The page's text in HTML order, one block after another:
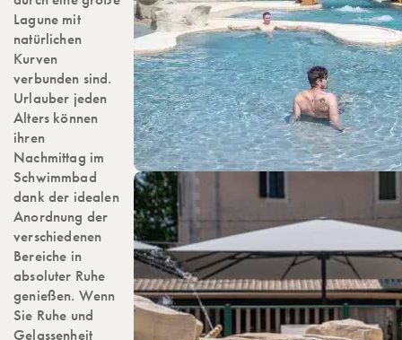
Lagune mit
natürlichen
Kurven
verbunden sind.
Urlauber jeden
Alters können
ihren
Nachmittag im
Schwimmbad
dank der idealen
Anordnung der
verschiedenen
Bereiche in
absoluter Ruhe
genießen. Wenn
Sie Ruhe und
Gelassenheit